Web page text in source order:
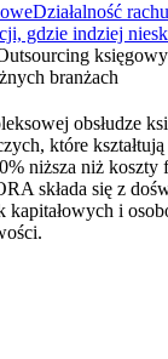
Działalność
gdzie indziej
branżach
obsłudze
które
niższa niż
składa się z
kapitałowych i